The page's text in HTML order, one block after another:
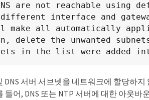
are not reachable using
interface and
all automatically
delete the unwanted
in the list were added
DNS 서버 서브넷을 네트워크에 할당하
들어, DNS 또는 NTP 서버에 대한 아웃